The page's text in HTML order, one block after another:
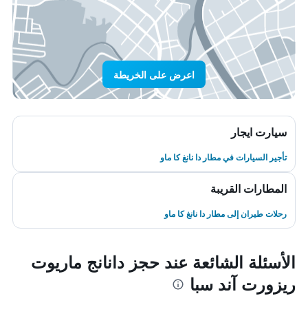
اعرض على الخريطة
سيارت ايجار
تأجير السيارات في مطار دا نانغ كا ماو
المطارات القريبة
رحلات طيران إلى مطار دا نانغ كا ماو
الأسئلة الشائعة عند حجز دانانج ماريوت
ريزورت آند سبا